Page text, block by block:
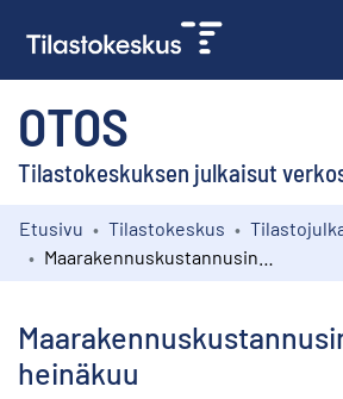
OTOS
Tilastokeskuksen julkaisut
Kokoelmat
Etusivu Tilastokeskus
heinäkuu